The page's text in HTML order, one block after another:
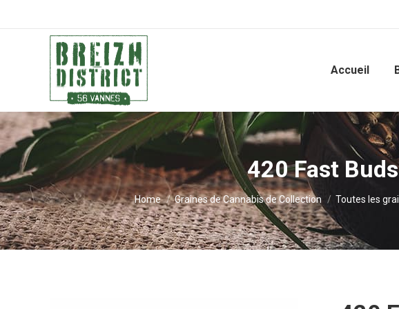
Accueil
420 Fast
You are here:
Home Graines de Cannabis de Collection Toutes les